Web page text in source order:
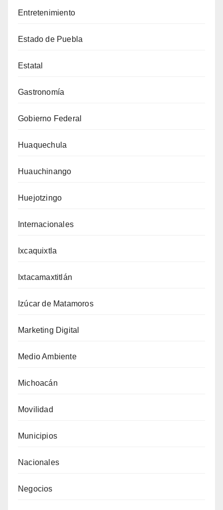
Entretenimiento
Estado de Puebla
Estatal
Gastronomía
Gobierno Federal
Huaquechula
Huauchinango
Huejotzingo
Internacionales
Ixcaquixtla
Ixtacamaxtitlán
Izúcar de Matamoros
Marketing Digital
Medio Ambiente
Michoacán
Movilidad
Municipios
Nacionales
Negocios